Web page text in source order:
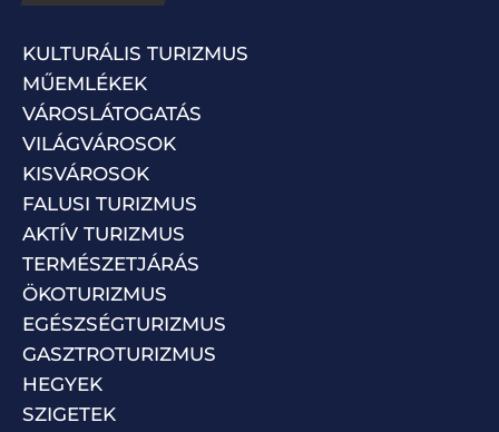
KULTURÁLIS TURIZMUS
MŰEMLÉKEK
VÁROSLÁTOGATÁS
VILÁGVÁROSOK
KISVÁROSOK
FALUSI TURIZMUS
AKTÍV TURIZMUS
TERMÉSZETJÁRÁS
ÖKOTURIZMUS
EGÉSZSÉGTURIZMUS
GASZTROTURIZMUS
HEGYEK
SZIGETEK